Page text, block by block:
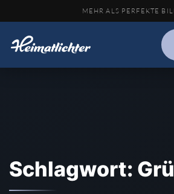
MEHR ALS PERFEKTE
Schlagwort: